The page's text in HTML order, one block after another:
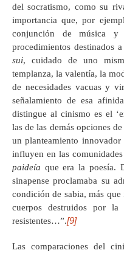
del socratismo, como su
importancia que, por
conjunción de música y
procedimientos destinados
sui, cuidado de uno
templanza, la valentía, la
de necesidades vacuas y
señalamiento de esa
distingue al cinismo es el
las de las demás opciones
un planteamiento innovador
influyen en las
paideía que era la poesía.
sinapense proclamaba su
condición de sabia, más
cuerpos destruidos por
resistentes…”.[9]
Las comparaciones del